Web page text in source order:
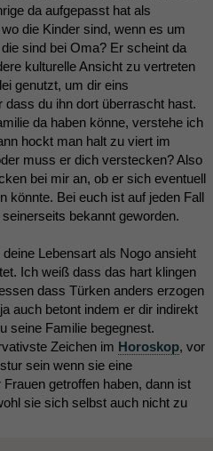
da aufgepasst hat als
die Kinder sind, wenn es um
sind bei Oma? Er scheint da
kulturelle Ansicht zu vertreten
genutzt, um dir eins
du ihn dort überrascht hast.
da haben könne, verstehe ich
hockt man halt zu viert im
muss er dich verstecken? Also
bei mir an, ob er sich eventuell
könnte. Bei euch ist auf jeden Fall
bekannt geworden.
Lebensart als Nogo ansieht
Ich weiß dass das hart klingen
dass Türken anders erzogen
auch betont indem er dir indirekt
seine Familie begegnest.
Zeichen im Horoskop, vor
sein wenn sie eine
getroffen haben, dann ist
sie sich selbst auch nicht zu